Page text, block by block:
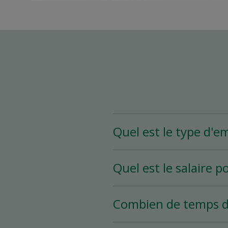
Quel est le type
heures et plus par
Quel est le salaire
Combien de temps